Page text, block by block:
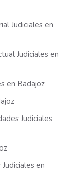
Judiciales en
Judiciales en
en Badajoz
Judiciales
en